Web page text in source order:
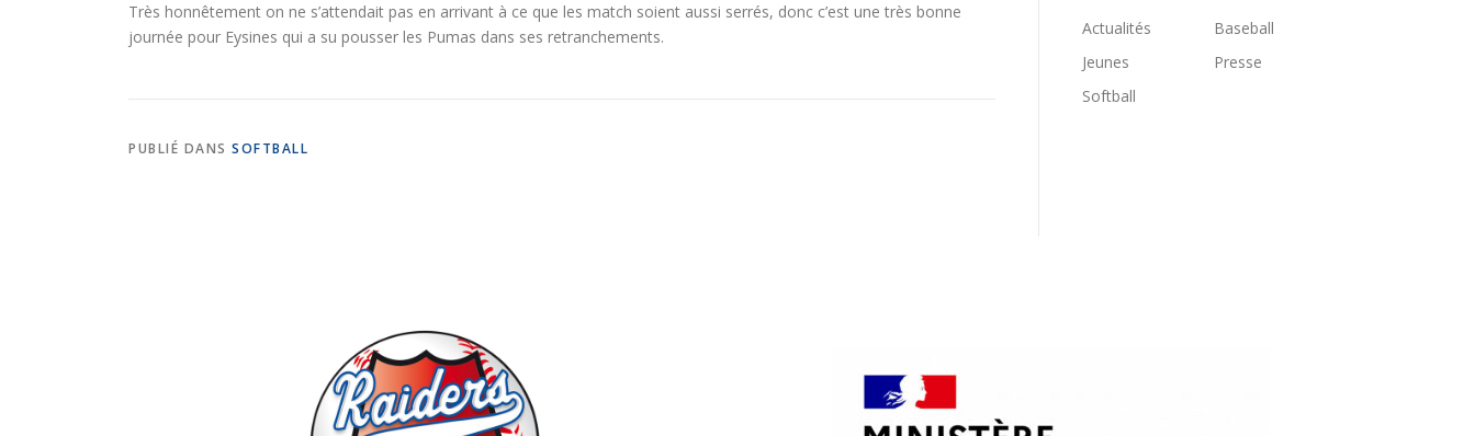
Très honnêtement on ne s’attendait pas en arrivant à ce que les match soient aussi serrés, donc c’est une très bonne
journée pour Eysines qui a su pousser les Pumas dans ses retranchements.
PUBLIÉ DANS SOFTBALL
Actualités
Baseball
Jeunes
Presse
Softball